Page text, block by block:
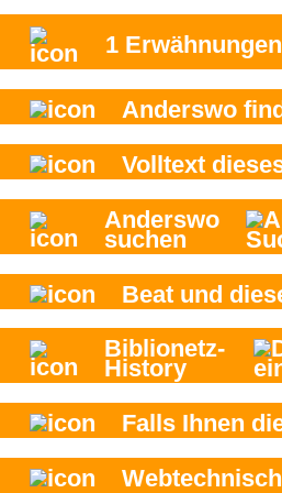
1 Erwähnungen
Anderswo
Volltext
Anderswo
suchen
Beat und
Biblionetz-
History
Falls Ihnen